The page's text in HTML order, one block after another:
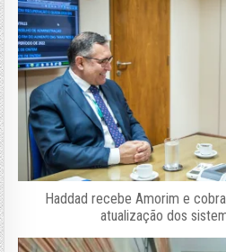
Haddad recebe Amorim e
atualização dos